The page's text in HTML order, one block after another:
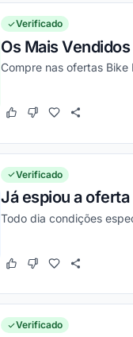
Verificado
Os Mais
Compre nas ofertas
Este cupom funcionou
Este cupom não
Verificado
Já espiou a
Todo dia condições
Este cupom funcionou
Este cupom não
Verificado